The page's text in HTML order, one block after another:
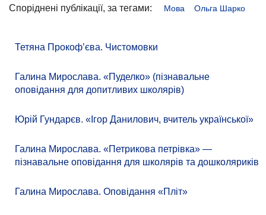
Споріднені публікації, за тегами: Мова Ольга Шарко
Тетяна Прокоф’єва. Чистомовки
Галина Мирослава. «Пуделко» (пізнавальне
оповідання для допитливих школярів)
Юрій Гундарєв. «Ігор Данилович, вчитель української»
Галина Мирослава. «Петрикова петрівка» —
пізнавальне оповідання для школярів та дошколяриків
Галина Мирослава. Оповідання «Пліт»